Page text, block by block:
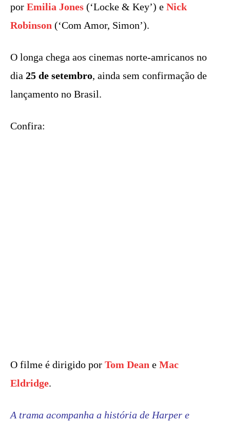
por Emilia Jones (‘Locke & Key’) e Nick
Robinson (‘Com Amor, Simon’).
O longa chega aos cinemas norte-amricanos no
dia 25 de setembro, ainda sem confirmação de
lançamento no Brasil.
Confira:
O filme é dirigido por Tom Dean e Mac
Eldridge.
A trama acompanha a história de Harper e